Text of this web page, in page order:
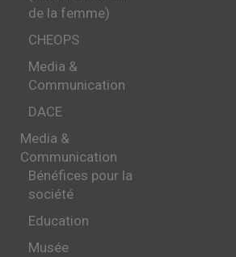
de la femme)
CHEOPS
Media &
Communication
DACE
Media &
Communication
Bénéfices pour la
société
Education
Musée